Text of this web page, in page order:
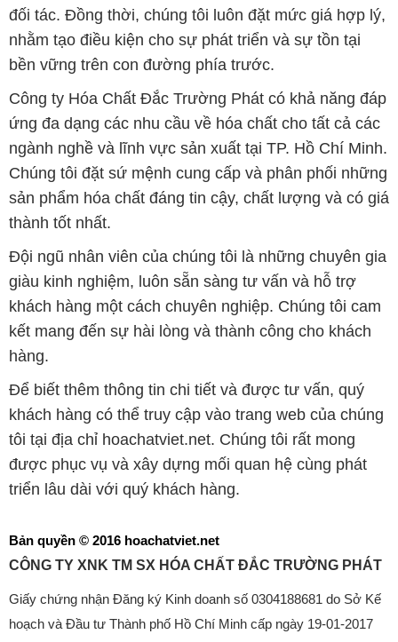
đối tác. Đồng thời, chúng tôi luôn đặt mức giá hợp lý,
nhằm tạo điều kiện cho sự phát triển và sự tồn tại
bền vững trên con đường phía trước.
Công ty Hóa Chất Đắc Trường Phát có khả năng đáp
ứng đa dạng các nhu cầu về hóa chất cho tất cả các
ngành nghề và lĩnh vực sản xuất tại TP. Hồ Chí Minh.
Chúng tôi đặt sứ mệnh cung cấp và phân phối những
sản phẩm hóa chất đáng tin cậy, chất lượng và có giá
thành tốt nhất.
Đội ngũ nhân viên của chúng tôi là những chuyên gia
giàu kinh nghiệm, luôn sẵn sàng tư vấn và hỗ trợ
khách hàng một cách chuyên nghiệp. Chúng tôi cam
kết mang đến sự hài lòng và thành công cho khách
hàng.
Để biết thêm thông tin chi tiết và được tư vấn, quý
khách hàng có thể truy cập vào trang web của chúng
tôi tại địa chỉ hoachatviet.net. Chúng tôi rất mong
được phục vụ và xây dựng mối quan hệ cùng phát
triển lâu dài với quý khách hàng.
Bản quyền © 2016 hoachatviet.net
CÔNG TY XNK TM SX HÓA CHẤT ĐẮC TRƯỜNG PHÁT
Giấy chứng nhận Đăng ký Kinh doanh số 0304188681 do Sở Kế
hoạch và Đầu tư Thành phố Hồ Chí Minh cấp ngày 19-01-2017